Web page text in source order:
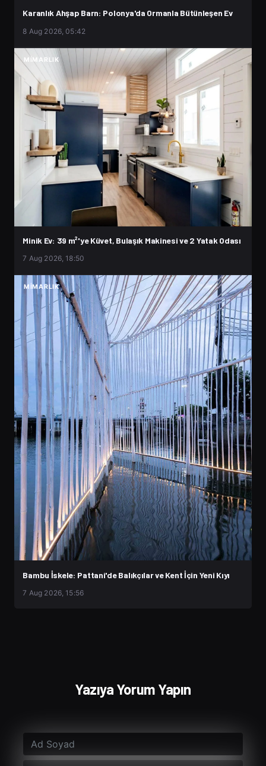
Karanlık Ahşap Barn: Polonya'da Ormanla Bütünleşen Ev
8 Aug 2026, 05:42
MIMARLIK
Minik Ev: 39 m²'ye Küvet, Bulaşık Makinesi ve 2 Yatak Odası
7 Aug 2026, 18:50
MIMARLIK
Bambu İskele: Pattani'de Balıkçılar ve Kent İçin Yeni Kıyı
7 Aug 2026, 15:56
Yazıya Yorum Yapın